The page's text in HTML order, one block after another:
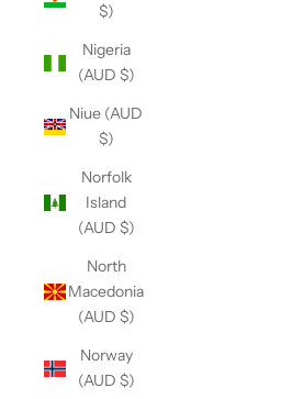
$)
Nigeria
(AUD $)
Niue (AUD
$)
Norfolk
Island
(AUD $)
North
Macedonia
(AUD $)
Norway
(AUD $)